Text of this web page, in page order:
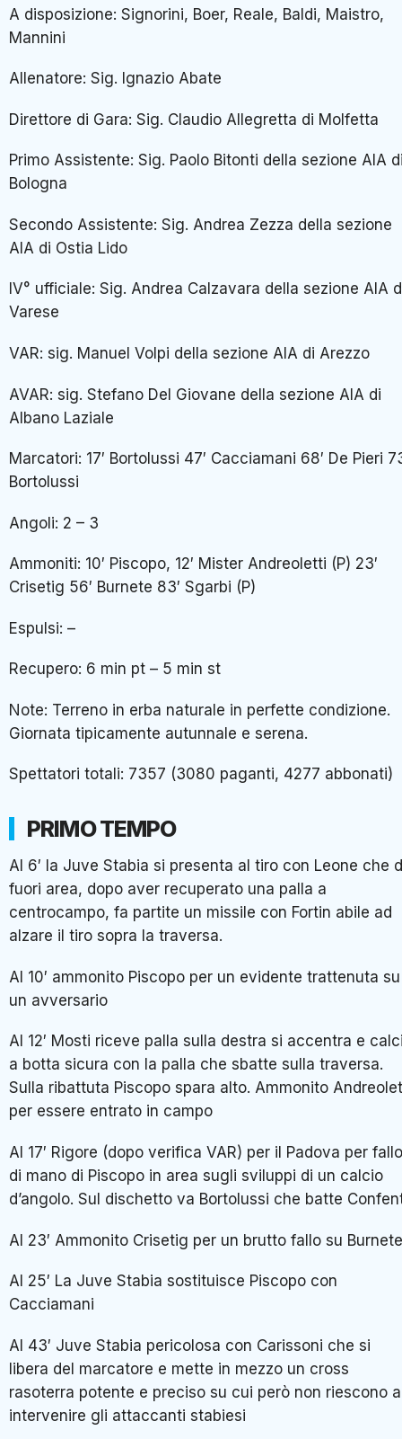
A disposizione: Signorini, Boer, Reale, Baldi, Maistro,
Mannini
Allenatore: Sig. Ignazio Abate
Direttore di Gara: Sig. Claudio Allegretta di Molfetta
Primo Assistente: Sig. Paolo Bitonti della sezione AIA
Bologna
Secondo Assistente: Sig. Andrea Zezza della sezione
AIA di Ostia Lido
IV° ufficiale: Sig. Andrea Calzavara della sezione AIA
Varese
VAR: sig. Manuel Volpi della sezione AIA di Arezzo
AVAR: sig. Stefano Del Giovane della sezione AIA di
Albano Laziale
Marcatori: 17′ Bortolussi 47′ Cacciamani 68′ De Pieri
Bortolussi
Angoli: 2 – 3
Ammoniti: 10′ Piscopo, 12′ Mister Andreoletti (P) 23′
Crisetig 56′ Burnete 83′ Sgarbi (P)
Espulsi: –
Recupero: 6 min pt – 5 min st
Note: Terreno in erba naturale in perfette condizione.
Giornata tipicamente autunnale e serena.
Spettatori totali: 7357 (3080 paganti, 4277 abbonati)
PRIMO TEMPO
Al 6′ la Juve Stabia si presenta al tiro con Leone che
fuori area, dopo aver recuperato una palla a
centrocampo, fa partite un missile con Fortin abile ad
alzare il tiro sopra la traversa.
Al 10′ ammonito Piscopo per un evidente trattenuta su
un avversario
Al 12′ Mosti riceve palla sulla destra si accentra e
a botta sicura con la palla che sbatte sulla traversa.
Sulla ribattuta Piscopo spara alto. Ammonito
per essere entrato in campo
Al 17′ Rigore (dopo verifica VAR) per il Padova per fallo
di mano di Piscopo in area sugli sviluppi di un calcio
d’angolo. Sul dischetto va Bortolussi che batte
Al 23′ Ammonito Crisetig per un brutto fallo su Burnete
Al 25′ La Juve Stabia sostituisce Piscopo con
Cacciamani
Al 43′ Juve Stabia pericolosa con Carissoni che si
libera del marcatore e mette in mezzo un cross
rasoterra potente e preciso su cui però non riescono
intervenire gli attaccanti stabiesi